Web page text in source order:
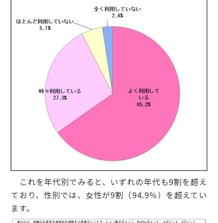
これを年代別でみると、いずれの年代も9割を超え
ており、性別では、女性が9割（94.9％）を超えてい
ます。